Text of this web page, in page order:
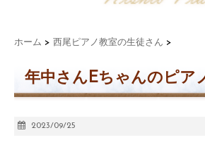
ホーム > 西尾ピアノ教室の生徒さん >
年中さんEちゃんのピア
2023/09/25